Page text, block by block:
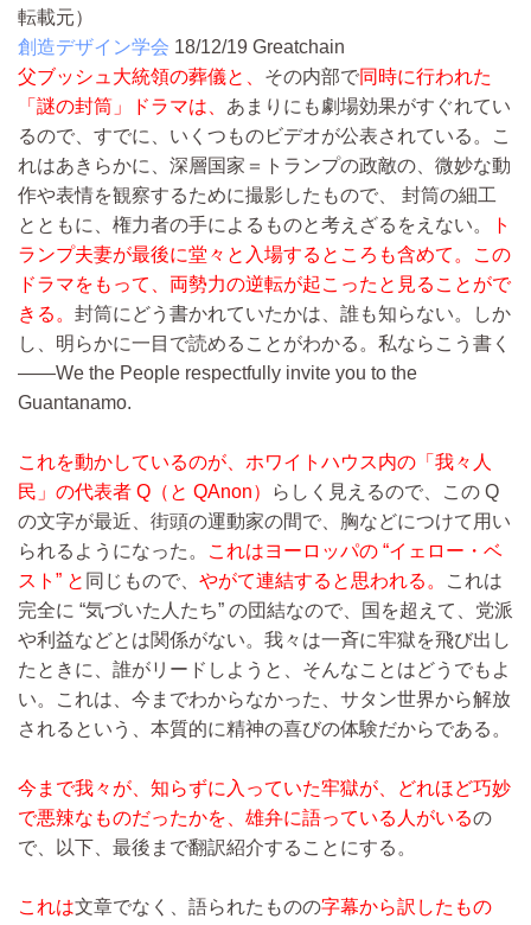
転載元）
創造デザイン学会 18/12/19 Greatchain
父ブッシュ大統領の葬儀と、 その内部で同時に行われた
「謎の封筒」ドラマは、 あまりにも劇場効果がすぐれてい
るので、すでに、いくつものビデオが公表されている。こ
れはあきらかに、深層国家＝トランプの政敵の、微妙な動
作や表情を観察するために撮影したもので、 封筒の細工
とともに、権力者の手によるものと考えざるをえない。
ト
ランプ夫妻が最後に堂々と入場するところも含めて。この
ドラマをもって、両勢力の逆転が起こったと見ることがで
きる。 封筒にどう書かれていたかは、誰も知らない。しか
し、明らかに一目で読めることがわかる。私ならこう書く
――We the People respectfully invite you to the
Guantanamo.
これを動かしているのが、ホワイトハウス内の「我々人
民」の代表者 Q（と QAnon）
らしく見えるので、この Q
の文字が最近、街頭の運動家の間で、胸などにつけて用い
られるようになった。
これはヨーロッパの “イェロー・ベ
スト” と 同じもので、 やがて連結すると思われる。
これは
完全に “気づいた人たち” の団結なので、国を超えて、党派
や利益などとは関係がない。我々は一斉に牢獄を飛び出し
たときに、誰がリードしようと、そんなことはどうでもよ
い。これは、今までわからなかった、サタン世界から解放
されるという、本質的に精神の喜びの体験だからである。
今まで我々が、知らずに入っていた牢獄が、どれほど巧妙
で悪辣なものだったかを、雄弁に語っている人がいるの
で、以下、最後まで翻訳紹介することにする。
これは文章でなく、語られたものの字幕から訳したもの